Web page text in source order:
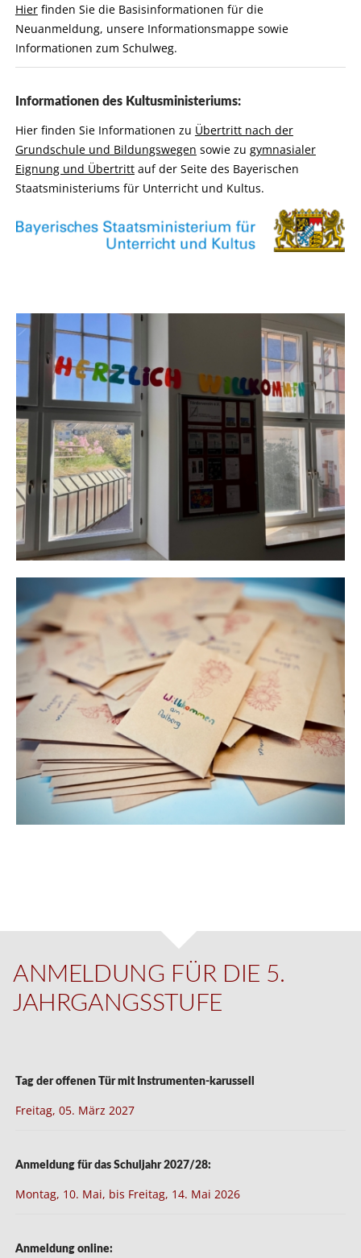
Hierfinden Sie die Basisinformationen für die
Neuanmeldung, unsere Informationsmappe sowie
Informationen zum Schulweg.
Informationen des Kultusministeriums:
Hier finden Sie Informationen zu Übertritt nach der
Grundschule und Bildungswegen sowie zu gymnasialer
Eignung und Übertrittauf der Seite des Bayerischen
Staatsministeriums für Unterricht und Kultus.
ANMELDUNG FÜR DIE 5.
JAHRGANGSSTUFE
Tag der offenen Tür mit Instrumenten-karussell
Freitag, 05. März 2027
Anmeldung für das Schuljahr 2027/28:
Montag, 10. Mai, bis Freitag, 14. Mai 2026
Anmeldung online: